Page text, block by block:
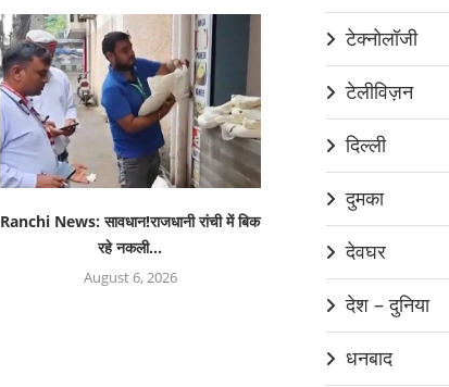
Ranchi News: सावधान!राजधानी रांची में बिक
रहे नकली...
August 6, 2026
टेक्नोलॉजी
टेलीविज़न
दिल्ली
दुमका
देवघर
देश – दुनिया
धनबाद